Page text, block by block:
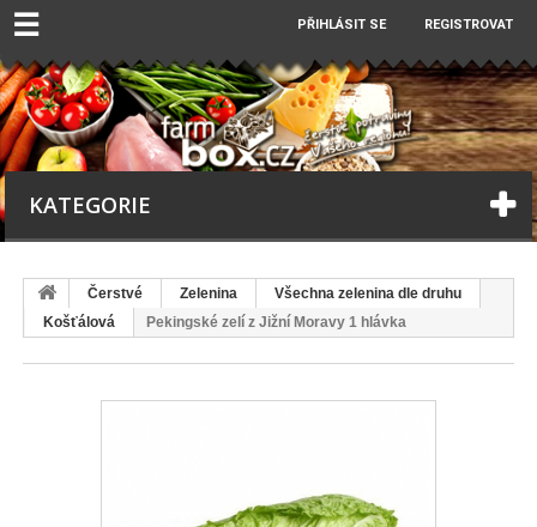
☰ PŘIHLÁSIT SE REGISTROVAT
KATEGORIE
Čerstvé Zelenina
Všechna zelenina dle druhu
Košťálová
Pekingské zelí z Jižní Moravy 1 hlávka